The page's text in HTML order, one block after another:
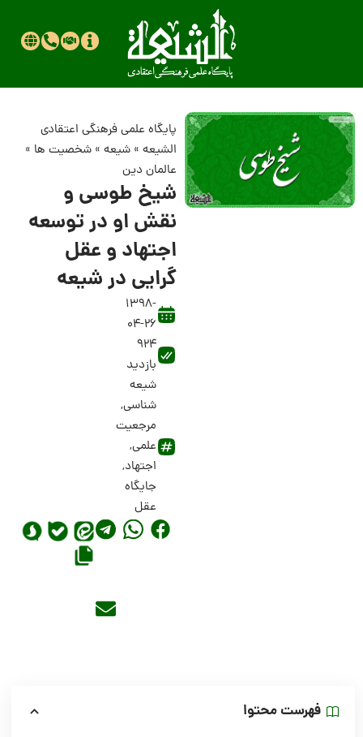
پایگاه علمی فرهنگی اعتقادی
الشیعه» شیعه» شخصیت ها »
عالمان دین
شیخ طوسی و
نقش او در توسعه
اجتهاد و عقل
گرایی در شیعه
1398-
04-26
924
بازدید
شیعه
شناسی,
مرجعیت
علمی,
اجتهاد,
جایگاه
عقل
فهرست محتوا